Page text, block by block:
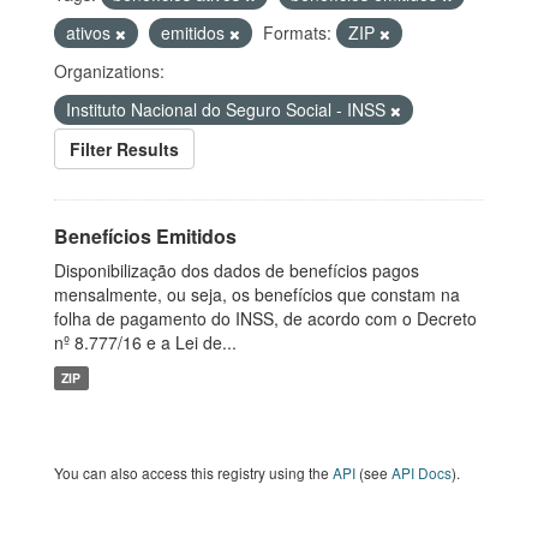
ativos
emitidos Formats:
ZIP
Organizations:
Instituto Nacional do Seguro Social - INSS
Filter Results
Benefícios Emitidos
Disponibilização dos dados de benefícios pagos
mensalmente, ou seja, os benefícios que constam na
folha de pagamento do INSS, de acordo com o Decreto
nº 8.777/16 e a Lei de...
ZIP
You can also access this registry using the API (see API Docs).